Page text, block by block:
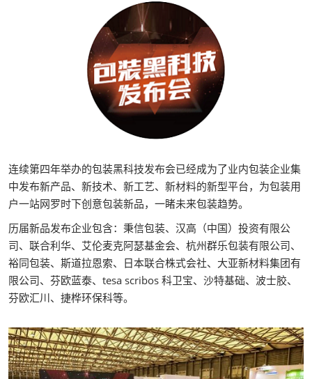
连续第四年举办的包装黑科技发布会已经成为了业内包装企业集
中发布新产品、新技术、新工艺、新材料的新型平台，为包装用
户一站网罗时下创意包装新品，一睹未来包装趋势。
历届新品发布企业包含：秉信包装、汉高（中国）投资有限公
司、联合利华、艾伦麦克阿瑟基金会、杭州群乐包装有限公司、
裕同包装、斯道拉恩索、日本联合株式会社、大亚新材料集团有
限公司、芬欧蓝泰、tesa scribos 科卫宝、沙特基础、波士胶、
芬欧汇川、捷桦环保科等。